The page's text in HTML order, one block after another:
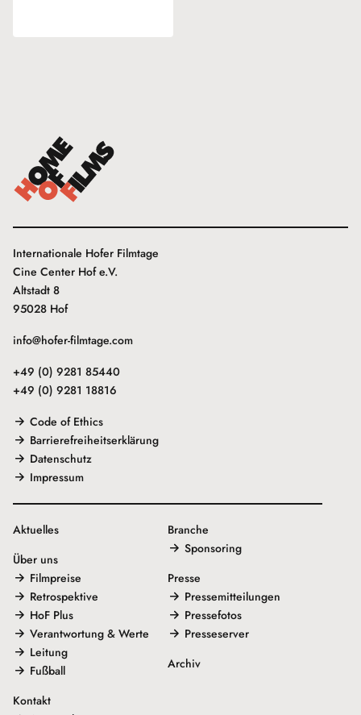
Internationale Hofer Filmtage
Cine Center Hof e.V.
Altstadt 8
95028 Hof
info@hofer-filmtage.com
+49 (0) 9281 85440
+49 (0) 9281 18816
Code of Ethics
Barrierefreiheitserklärung
Datenschutz
Impressum
Aktuelles
Über uns
Filmpreise
Retrospektive
HoF Plus
Verantwortung & Werte
Leitung
Fußball
Kontakt
Branche
Sponsoring
Presse
Pressemitteilungen
Pressefotos
Presseserver
Archiv